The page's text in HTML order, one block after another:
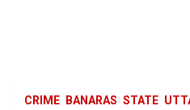
CRIME BANARAS STATE